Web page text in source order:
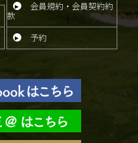
会員規約・会員契約約
款
予約